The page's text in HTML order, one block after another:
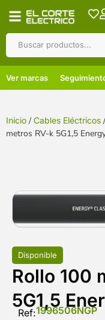
Ver marcas
Inicio / Cables Eléctricos /
metros RV-k 5G1,5
Disponible
Rollo 100
5G1,5
Ref:1996506NGP